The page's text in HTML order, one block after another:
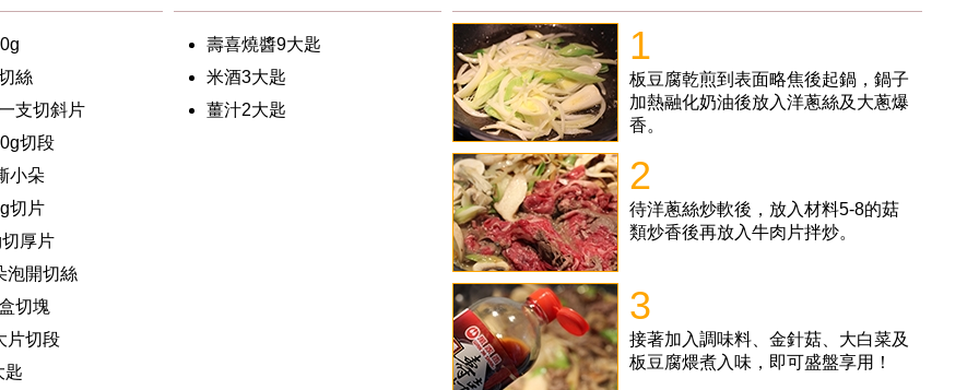
絲
支切斜片
切段
小朵
切片
厚片
泡開切絲
切塊
片切段
匙
壽喜燒醬9大匙
米酒3大匙
薑汁2大匙
1
板豆腐乾煎到表面略焦後起鍋，鍋子
加熱融化奶油後放入洋蔥絲及大蔥爆
香。
2
待洋蔥絲炒軟後，放入材料5-8的菇
類炒香後再放入牛肉片拌炒。
3
接著加入調味料、金針菇、大白菜及
板豆腐煨煮入味，即可盛盤享用！